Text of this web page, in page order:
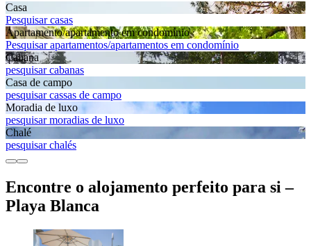
Casa
Pesquisar casas
Apartamento/apartamento em condomínio
Pesquisar apartamentos/apartamentos em condomínio
Cabana
pesquisar cabanas
Casa de campo
pesquisar cassas de campo
Moradia de luxo
pesquisar moradias de luxo
Chalé
pesquisar chalés
Encontre o alojamento perfeito para si –
Playa Blanca